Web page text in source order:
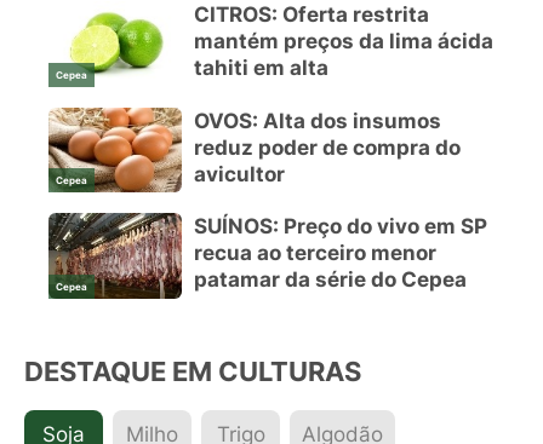
Cepea
CITROS: Oferta restrita
mantém preços da lima ácida
tahiti em alta
Cepea
OVOS: Alta dos insumos
reduz poder de compra do
avicultor
Cepea
SUÍNOS: Preço do vivo em SP
recua ao terceiro menor
patamar da série do Cepea
DESTAQUE EM CULTURAS
Soja Milho Trigo Algodão